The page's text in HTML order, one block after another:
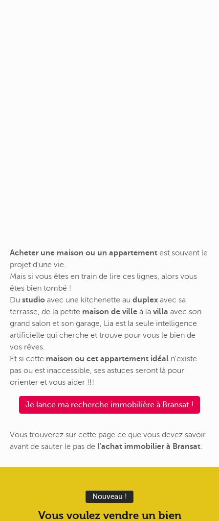
Acheter une maison ou un appartement est souvent le
projet d'une vie.
Mais si vous êtes en train de lire ces lignes, alors vous
êtes bien tombé !
Du studio avec une kitchenette au duplex avec sa
terrasse, de la petite maison de ville à la villa avec son
grand salon et son garage, Lia est la seule intelligence
artificielle qui cherche et trouve pour vous le bien de
vos rêves.
Et si cette maison ou cet appartement idéal n'existe
pas ou est inaccessible, ses astuces seront là pour
orienter et vous aider !!!
Je lance ma recherche immobilière à Bransat !
Vous trouverez sur cette page ce que vous devez savoir
avant de sauter le pas de l'achat immobilier à Bransat.
Nouveau !
Vous voulez vendre un bien